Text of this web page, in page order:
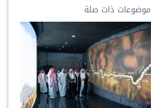
موضوعات ذات صلة